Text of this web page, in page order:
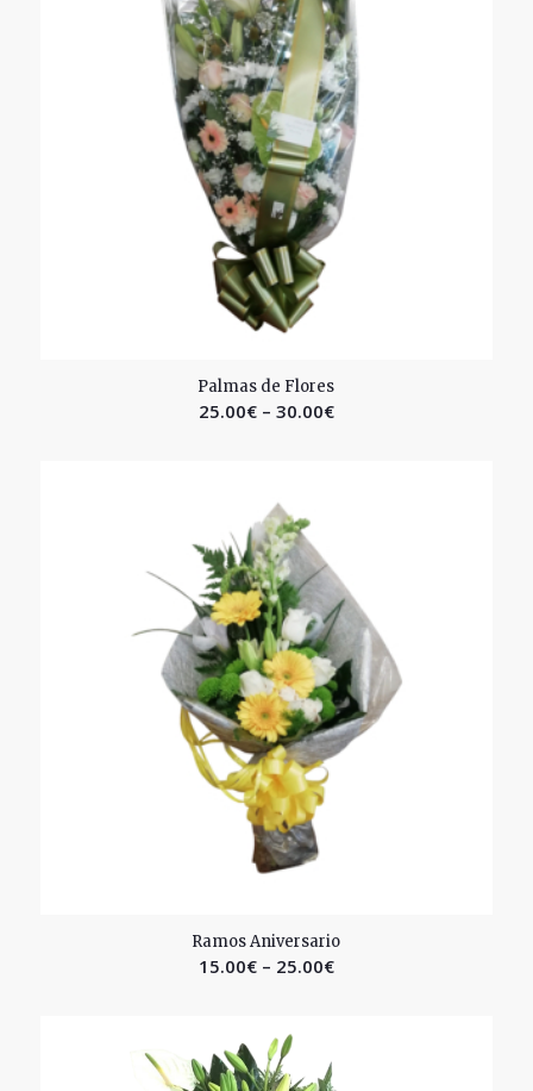
Palmas de Flores
25.00€– 30.00€
Ramos Aniversario
15.00€– 25.00€